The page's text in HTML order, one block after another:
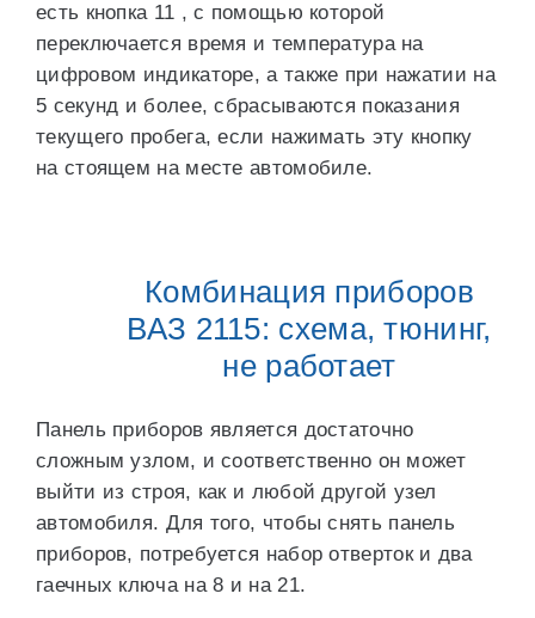
есть кнопка 11 , с помощью которой
переключается время и температура на
цифровом индикаторе, а также при нажатии на
5 секунд и более, сбрасываются показания
текущего пробега, если нажимать эту кнопку
на стоящем на месте автомобиле.
Комбинация приборов
ВАЗ 2115: схема, тюнинг,
не работает
Панель приборов является достаточно
сложным узлом, и соответственно он может
выйти из строя, как и любой другой узел
автомобиля. Для того, чтобы снять панель
приборов, потребуется набор отверток и два
гаечных ключа на 8 и на 21.